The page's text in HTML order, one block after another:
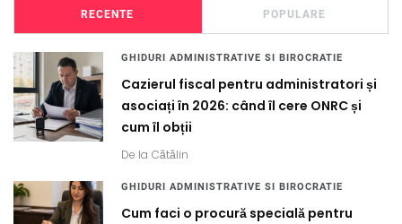
RECENTE POPULARE
GHIDURI ADMINISTRATIVE SI BIROCRATIE
Cazierul fiscal pentru administratori și
asociați în 2026: când îl cere ONRC și
cum îl obții
De la Cătălin
GHIDURI ADMINISTRATIVE SI BIROCRATIE
Cum faci o procură specială pentru